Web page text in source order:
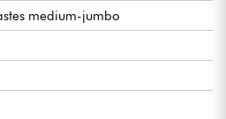
medium-jumbo
(42.86 mm)
Jones® Filter'Tron Classic
Space Control
Imperial
Gretsch Deluxe